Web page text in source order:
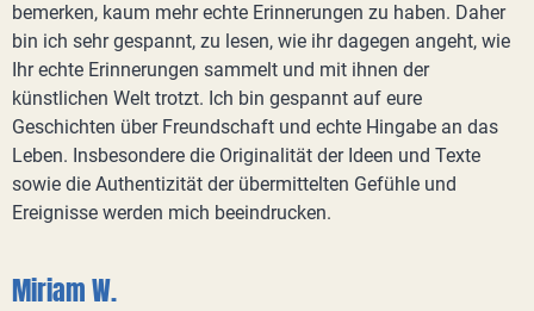
bemerken, kaum mehr echte Erinnerungen zu haben. Daher
bin ich sehr gespannt, zu lesen, wie ihr dagegen angeht, wie
Ihr echte Erinnerungen sammelt und mit ihnen der
künstlichen Welt trotzt. Ich bin gespannt auf eure
Geschichten über Freundschaft und echte Hingabe an das
Leben. Insbesondere die Originalität der Ideen und Texte
sowie die Authentizität der übermittelten Gefühle und
Ereignisse werden mich beeindrucken.
Miriam W.